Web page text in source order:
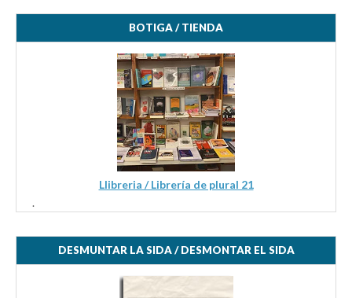
BOTIGA / TIENDA
Llibreria / Librería de plural 21
.
DESMUNTAR LA SIDA / DESMONTAR EL SIDA